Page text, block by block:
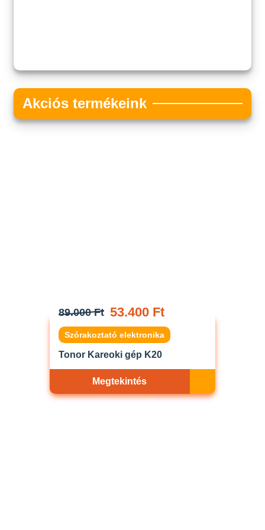
Akciós termékeink
89.000 Ft 53.400 Ft
Szórakoztató elektronika
Tonor Kareoki gép K20
Megtekintés